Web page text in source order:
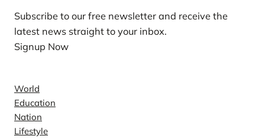
Subscribe to our free newsletter and receive the
latest news straight to your inbox.
Signup Now
World
Education
Nation
Lifestyle